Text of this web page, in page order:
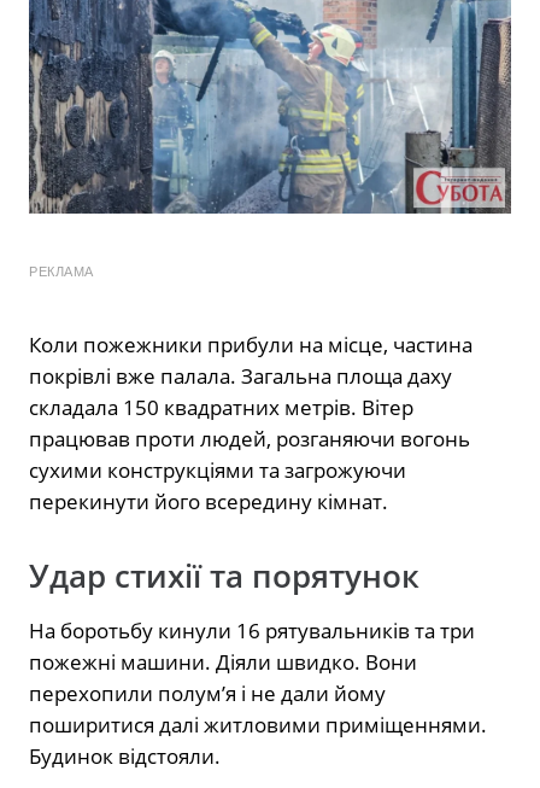
РЕКЛАМА
Коли пожежники прибули на місце, частина
покрівлі вже палала. Загальна площа даху
складала 150 квадратних метрів. Вітер
працював проти людей, розганяючи вогонь
сухими конструкціями та загрожуючи
перекинути його всередину кімнат.
Удар стихії та порятунок
На боротьбу кинули 16 рятувальників та три
пожежні машини. Діяли швидко. Вони
перехопили полум’я і не дали йому
поширитися далі житловими приміщеннями.
Будинок відстояли.